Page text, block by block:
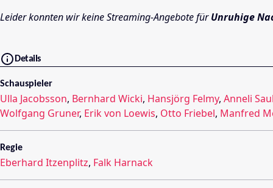
Leider konnten wir keine Streaming-Angebote fürUnruhige
Details
Schauspieler
Ulla Jacobsson, Bernhard Wicki, Hansjörg Felmy, Anneli
Wolfgang Gruner, Erik von Loewis, Otto Friebel, Manfred
Regie
Eberhard Itzenplitz, Falk Harnack